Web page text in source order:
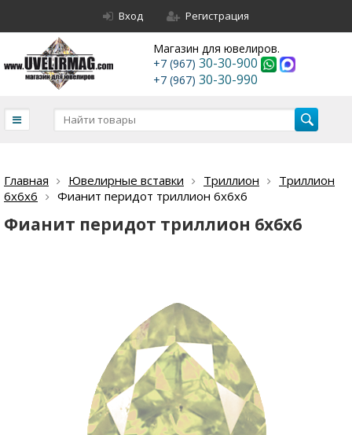
Вход Регистрация
Магазин для ювелиров.
+7 (967) 30-30-900
+7 (967) 30-30-990
Главная Ювелирные вставки Триллион
Триллион
6х6х6
Фианит перидот триллион 6х6х6
Фианит перидот триллион 6х6х6